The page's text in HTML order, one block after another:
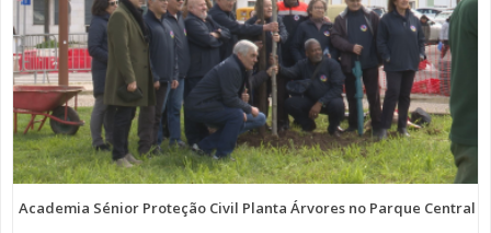
Academia Sénior Proteção Civil Planta Árvores no Parque Central